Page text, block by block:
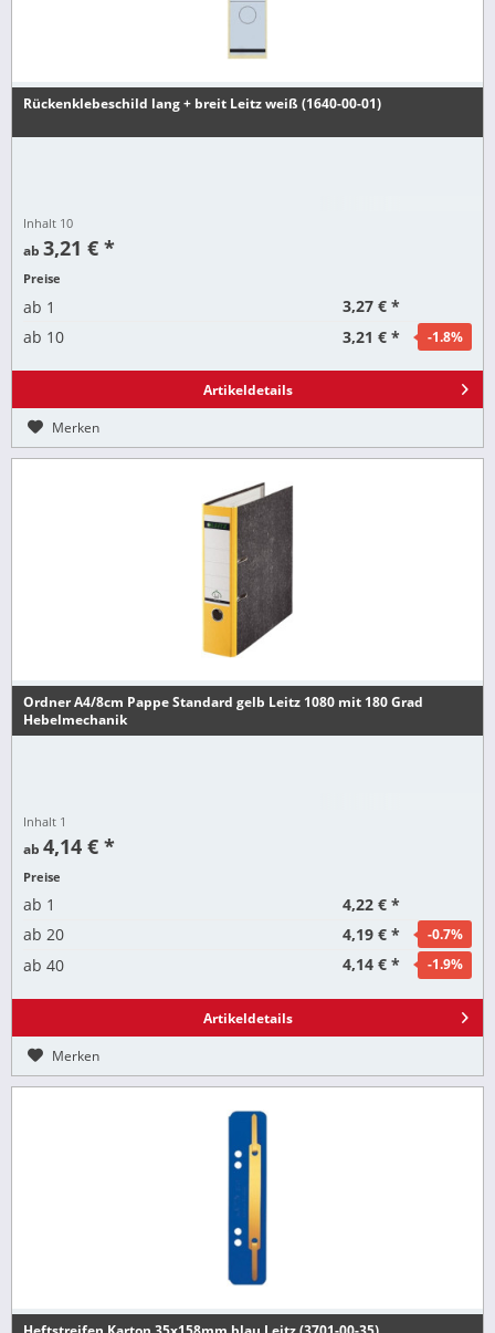
Rückenklebeschild lang + breit Leitz weiß (1640-00-01)
Inhalt 10
ab3,21 € *
Preise
ab 1
3,27 € *
ab 10 3,21 € * -1.8%
Artikeldetails
Merken
Ordner A4/8cm Pappe Standard gelb Leitz 1080 mit 180 Grad
Hebelmechanik
Inhalt 1
ab4,14 € *
Preise
ab 1
4,22 € *
ab 20 4,19 € * -0.7%
ab 40 4,14 € * -1.9%
Artikeldetails
Merken